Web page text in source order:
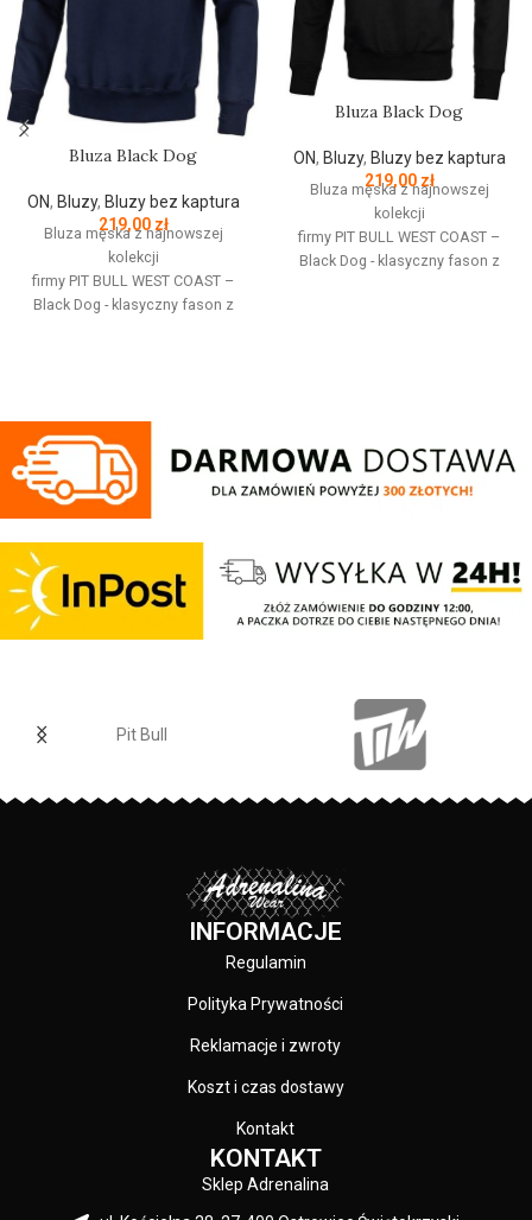
Bluza Black Dog
ON, Bluzy, Bluzy bez kaptura
219,00 zł
Bluza męska z najnowszej
kolekcji
firmy PIT BULL WEST COAST –
Black Dog - klasyczny fason z
szczotkowana i przyjemna w
dotyku - mocne żebrowane
ściągacze na rękawach oraz u
dołu bluzy - żebrowany kołnierz -
ściągacze rękawów dodatkowo
posiadają otwory na kciuk - od
wewnętrznej strony lamówka przy
karku chroniąca przed otarciami -
silikonowa kwadratowa naszywka
na lewym rękawie z logo marki Pit
specjalistyczną technologią
bawełna / 20% poliester
Granatowy
Bluza Black Dog
ON, Bluzy, Bluzy bez kaptura
219,00 zł
Bluza męska z najnowszej
kolekcji
firmy PIT BULL WEST COAST –
Black Dog - klasyczny fason z
dołu bluzy - żebrowany kołnierz -
ściągacze rękawów dodatkowo
posiadają otwory na kciuk - od
silikonowa kwadratowa naszywka
na lewym rękawie z logo marki Pit
Bull - duży nadruk na plecach oraz
sitodruku przez co są bardzo
trwałe - skład materiału: 80%
bawełna / 20% poliester
PRODUCENT: Pit Bull
KOLOR:
Pit Bull
INFORMACJE
Regulamin
Polityka Prywatności
Reklamacje i zwroty
Koszt i czas dostawy
Kontakt
KONTAKT
Sklep Adrenalina